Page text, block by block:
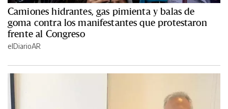
Camiones hidrantes, gas pimienta y balas de
goma contra los manifestantes que protestaron
frente al Congreso
elDiarioAR